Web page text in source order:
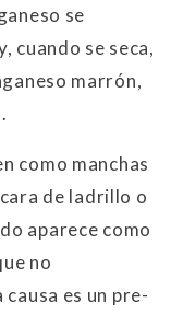
se
cuando se seca,
marrón,
como manchas
de ladrillo o
aparece como
no
es un pre-